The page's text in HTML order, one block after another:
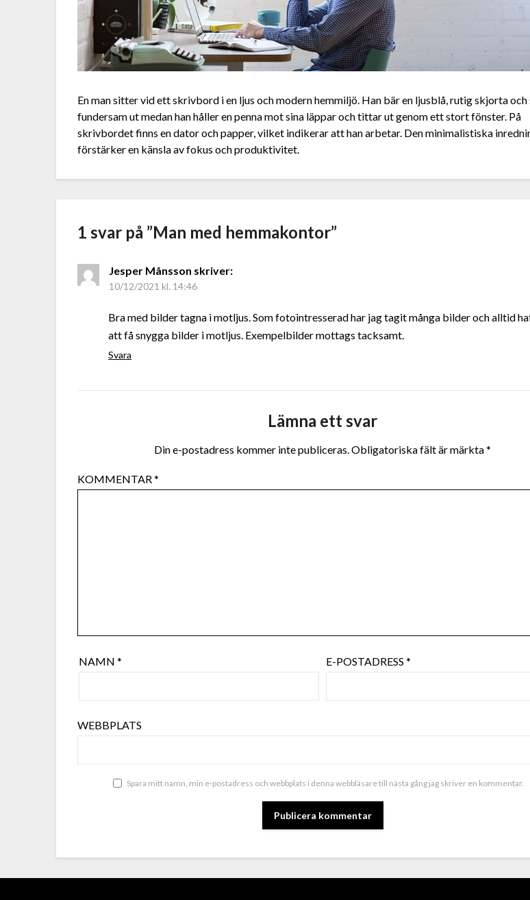
En man sitter vid ett skrivbord i en ljus och modern hemmiljö. Han bär en ljusblå, rutig skjorta och
fundersam ut medan han håller en penna mot sina läppar och tittar ut genom ett stort fönster. På
skrivbordet finns en dator och papper, vilket indikerar att han arbetar. Den minimalistiska
förstärker en känsla av fokus och produktivitet.
1 svar på ”Man med hemmakontor”
Jesper Månsson skriver:
10/12/2021 kl. 14:46
Bra med bilder tagna i motljus. Som fotointresserad har jag tagit många bilder och alltid
att få snygga bilder i motljus. Exempelbilder mottags tacksamt.
Svara
Lämna ett svar
Din e-postadress kommer inte publiceras.Obligatoriska fält är märkta*
KOMMENTAR*
NAMN* E-POSTADRESS*
WEBBPLATS
Spara mitt namn, min e-postadress och webbplats i denna webbläsare till nästa gång jag skriver en kommentar.